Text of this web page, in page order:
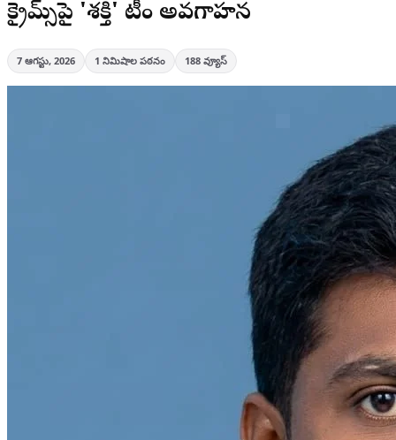
క్రైమ్స్‌పై 'శక్తి' టీం అవగాహన
7 ఆగస్టు, 2026 1 నిమిషాల పఠనం 188 వ్యూస్